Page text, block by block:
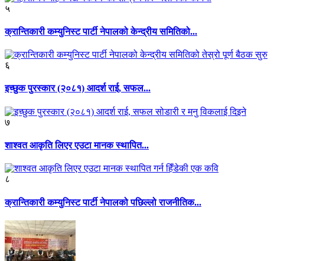
५
क्रान्तिकारी कम्युनिस्ट पार्टी नेपालको केन्द्रीय समितिको...
६
इच्छुक पुरस्कार (२०८१) आदर्श राई, सफल...
७
शाश्वत आकृति लिएर एउटा मानक स्थापित...
८
क्रान्तिकारी कम्युनिस्ट पार्टी नेपालको पछिल्लो राजनीतिक...